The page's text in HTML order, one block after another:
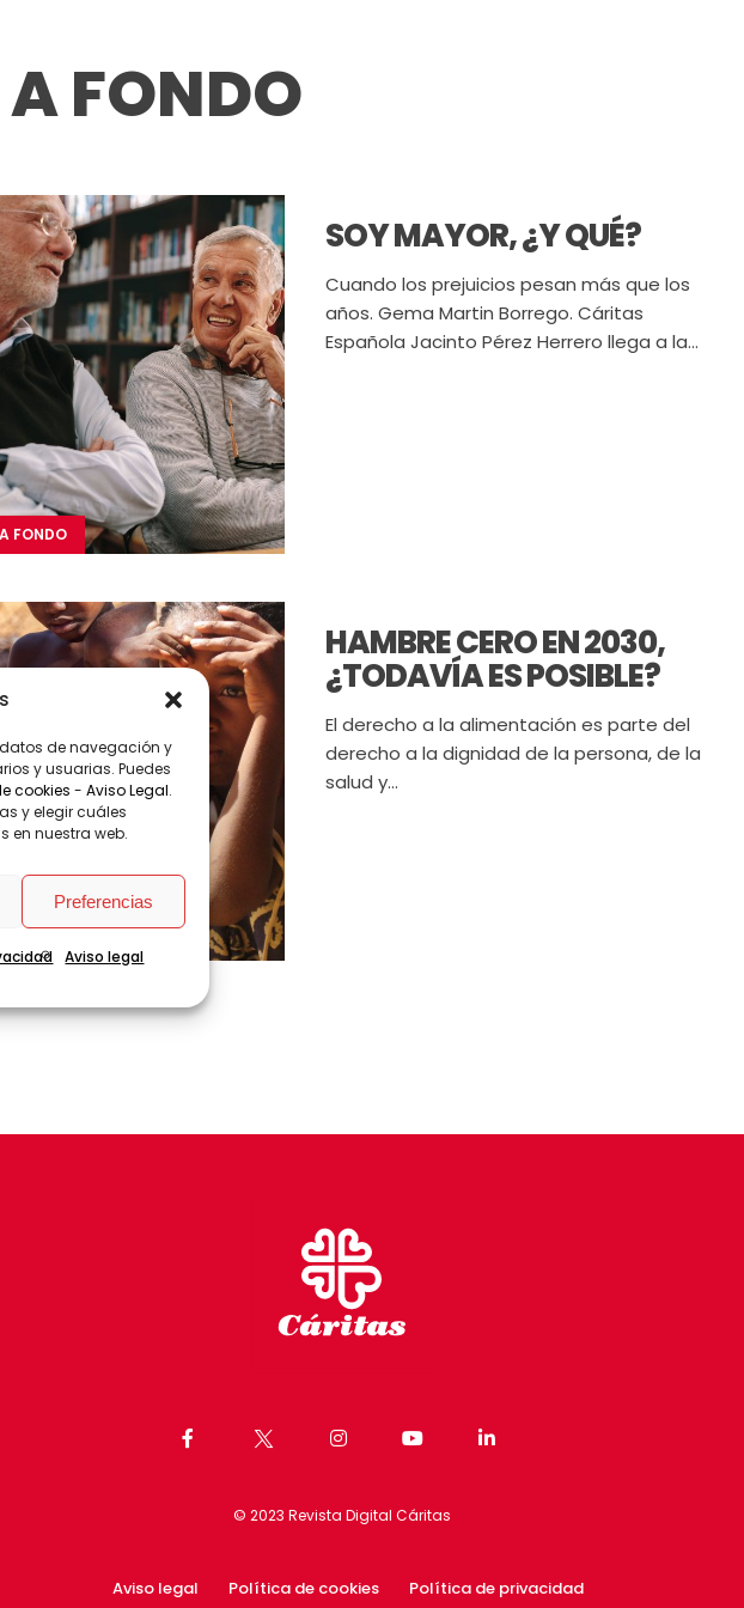
datos de navegación y
y usuarias. Puedes
cookies - Aviso Legal.
y elegir cuáles
en nuestra web.
Preferencias
Aviso legal
A FONDO
A FONDO
SOY MAYOR, ¿Y QUÉ?
Cuando los prejuicios pesan más que los
años. Gema Martin Borrego. Cáritas
Española Jacinto Pérez Herrero llega a la...
HAMBRE CERO EN 2030,
¿TODAVÍA ES POSIBLE?
El derecho a la alimentación es parte del
derecho a la dignidad de la persona, de la
salud y...
© 2023 Revista Digital Cáritas
Aviso legal Política de cookies Política de privacidad